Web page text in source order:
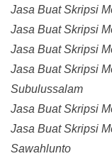
Jasa Buat Skripsi
Jasa Buat Skripsi
Jasa Buat Skripsi
Jasa Buat Skripsi
Subulussalam
Jasa Buat Skripsi
Jasa Buat Skripsi
Sawahlunto